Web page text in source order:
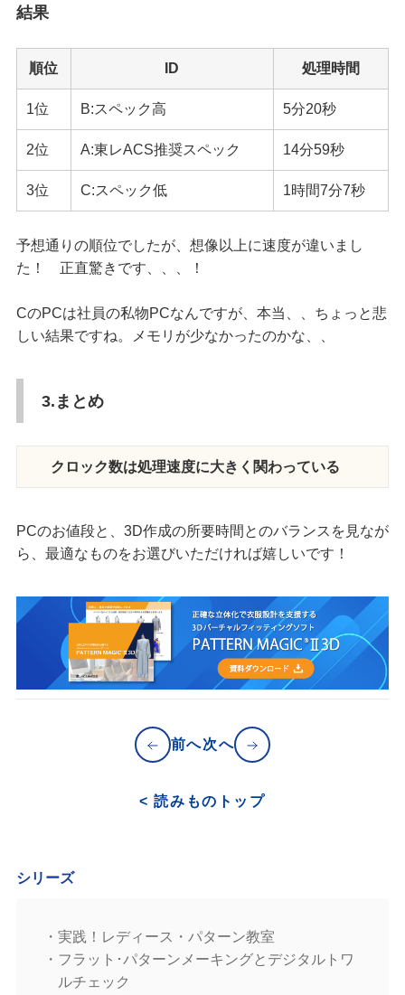
結果
順位 ID 処理時間
1位 B:スペック高 5分20秒
2位 A:東レACS推奨スペック 14分59秒
3位 C:スペック低 1時間7分7秒
予想通りの順位でしたが、想像以上に速度が違いまし
た！ 正直驚きです、、、！
CのPCは社員の私物PCなんですが、本当、、ちょっと悲
しい結果ですね。メモリが少なかったのかな、、
3.まとめ
クロック数は処理速度に大きく関わっている
PCのお値段と、3D作成の所要時間とのバランスを見なが
ら、最適なものをお選びいただければ嬉しいです！
前へ次へ
< 読みものトップ
シリーズ
実践！レディース・パターン教室
フラット･パターンメーキングとデジタルトワ
ルチェック